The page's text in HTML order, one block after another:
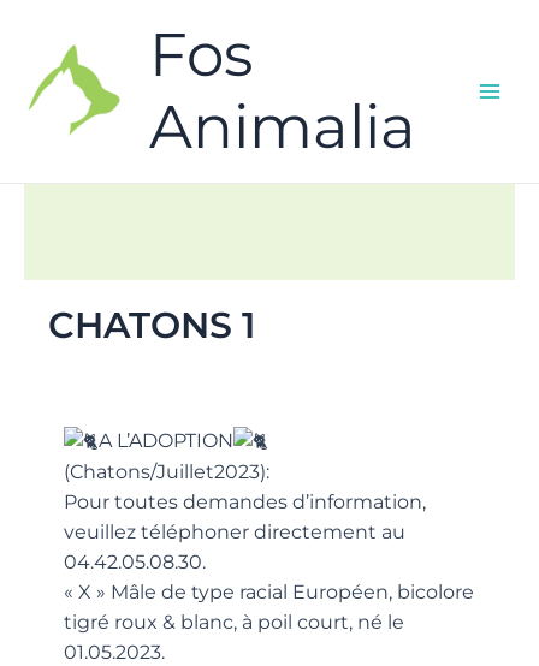
Fos
Animalia
CHATONS 1
A L’ADOPTION
(Chatons/Juillet2023):
Pour toutes demandes d’information,
veuillez téléphoner directement au
04.42.05.08.30.
« X » Mâle de type racial Européen, bicolore
tigré roux & blanc, à poil court, né le
01.05.2023.